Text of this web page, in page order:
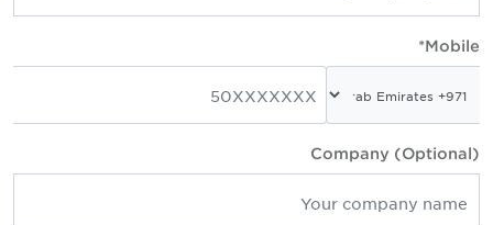
Mobile*
Company (Optional)